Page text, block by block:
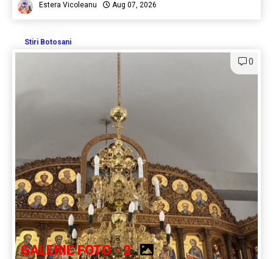
Estera Vicoleanu Aug 07, 2026
Stiri Botosani
0
GALERIE FOTO - 2